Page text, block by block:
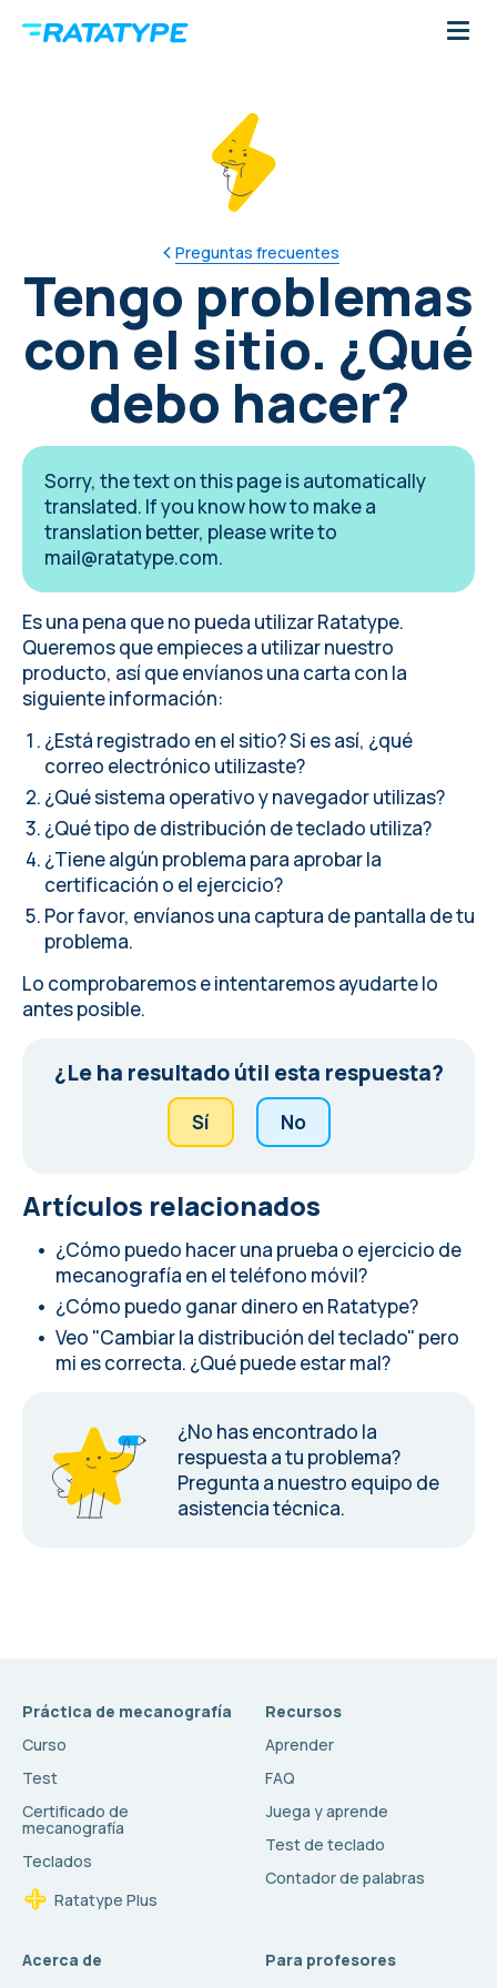
Preguntas frecuentes
Tengo problemas
con el sitio. ¿Qué
debo hacer?
Sorry, the text on this page is automatically
translated. If you know how to make a
translation better, please write to
mail@ratatype.com.
Es una pena que no pueda utilizar Ratatype.
Queremos que empieces a utilizar nuestro
producto, así que envíanos una carta con la
siguiente información:
¿Está registrado en el sitio? Si es así, ¿qué
correo electrónico utilizaste?
¿Qué sistema operativo y navegador utilizas?
¿Qué tipo de distribución de teclado utiliza?
¿Tiene algún problema para aprobar la
certificación o el ejercicio?
Por favor, envíanos una captura de pantalla de tu
problema.
Lo comprobaremos e intentaremos ayudarte lo
antes posible.
¿Le ha resultado útil esta respuesta?
Sí No
Artículos relacionados
¿Cómo puedo hacer una prueba o ejercicio de
mecanografía en el teléfono móvil?
¿Cómo puedo ganar dinero en Ratatype?
Veo "Cambiar la distribución del teclado" pero
mi es correcta. ¿Qué puede estar mal?
¿No has encontrado la
respuesta a tu problema?
Pregunta a nuestro equipo de
asistencia técnica.
Práctica de mecanografía
Curso
Test
Certificado de
mecanografía
Teclados
Ratatype Plus
Recursos
Aprender
FAQ
Juega y aprende
Test de teclado
Contador de palabras
Acerca de
Para profesores